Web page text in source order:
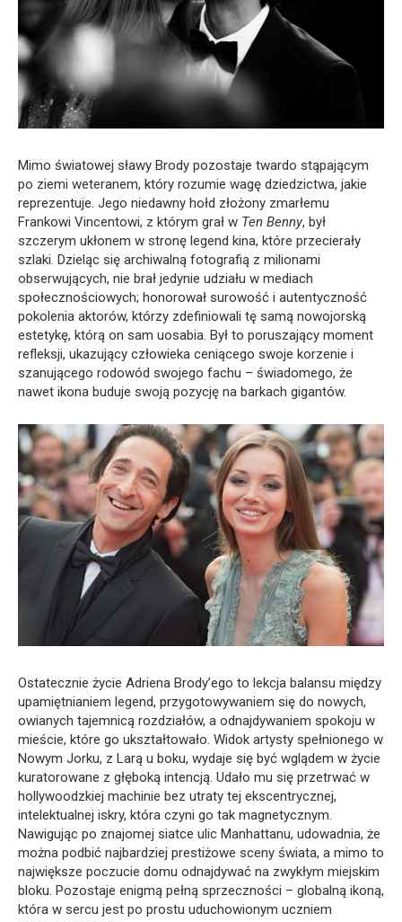
Mimo światowej sławy Brody pozostaje twardo stąpającym
po ziemi weteranem, który rozumie wagę dziedzictwa, jakie
reprezentuje. Jego niedawny hołd złożony zmarłemu
Frankowi Vincentowi, z którym grał w Ten Benny, był
szczerym ukłonem w stronę legend kina, które przecierały
szlaki. Dzieląc się archiwalną fotografią z milionami
obserwujących, nie brał jedynie udziału w mediach
społecznościowych; honorował surowość i autentyczność
pokolenia aktorów, którzy zdefiniowali tę samą nowojorską
estetykę, którą on sam uosabia. Był to poruszający moment
refleksji, ukazujący człowieka ceniącego swoje korzenie i
szanującego rodowód swojego fachu – świadomego, że
nawet ikona buduje swoją pozycję na barkach gigantów.
Ostatecznie życie Adriena Brody’ego to lekcja balansu między
upamiętnianiem legend, przygotowywaniem się do nowych,
owianych tajemnicą rozdziałów, a odnajdywaniem spokoju w
mieście, które go ukształtowało. Widok artysty spełnionego w
Nowym Jorku, z Larą u boku, wydaje się być wglądem w życie
kuratorowane z głęboką intencją. Udało mu się przetrwać w
hollywoodzkiej machinie bez utraty tej ekscentrycznej,
intelektualnej iskry, która czyni go tak magnetycznym.
Nawigując po znajomej siatce ulic Manhattanu, udowadnia, że
można podbić najbardziej prestiżowe sceny świata, a mimo to
największe poczucie domu odnajdywać na zwykłym miejskim
bloku. Pozostaje enigmą pełną sprzeczności – globalną ikoną,
która w sercu jest po prostu uduchowionym uczniem